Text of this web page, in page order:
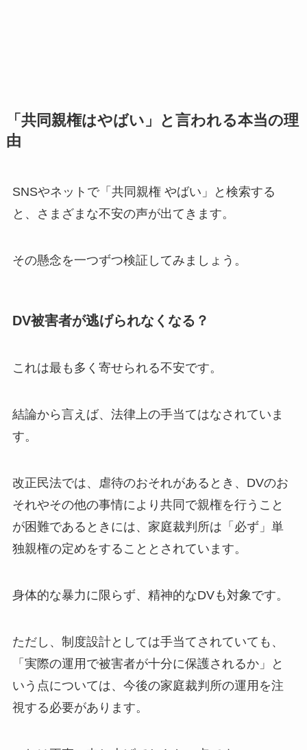
「共同親権はやばい」と言われる本当の理
由
SNSやネットで「共同親権 やばい」と検索する
と、さまざまな不安の声が出てきます。
その懸念を一つずつ検証してみましょう。
DV被害者が逃げられなくなる？
これは最も多く寄せられる不安です。
結論から言えば、法律上の手当てはなされていま
す。
改正民法では、虐待のおそれがあるとき、DVのお
それやその他の事情により共同で親権を行うこと
が困難であるときには、家庭裁判所は「必ず」単
独親権の定めをすることとされています。
身体的な暴力に限らず、精神的なDVも対象です。
ただし、制度設計としては手当てされていても、
「実際の運用で被害者が十分に保護されるか」と
いう点については、今後の家庭裁判所の運用を注
視する必要があります。